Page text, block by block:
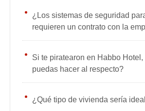
¿Los sistemas de seguridad
requieren un contrato con la
Si te piratearon en Habbo
puedas hacer al respecto?
¿Qué tipo de vivienda sería